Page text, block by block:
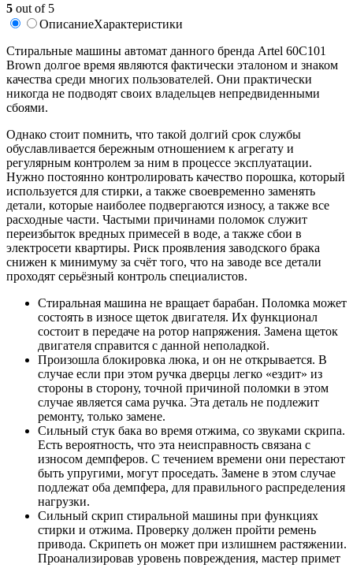
5 out of 5
ОписаниеХарактеристики
Стиральные машины автомат данного бренда Artel 60С101
Brown долгое время являются фактически эталоном и знаком
качества среди многих пользователей. Они практически
никогда не подводят своих владельцев непредвиденными
сбоями.
Однако стоит помнить, что такой долгий срок службы
обуславливается бережным отношением к агрегату и
регулярным контролем за ним в процессе эксплуатации.
Нужно постоянно контролировать качество порошка, который
используется для стирки, а также своевременно заменять
детали, которые наиболее подвергаются износу, а также все
расходные части. Частыми причинами поломок служит
переизбыток вредных примесей в воде, а также сбои в
электросети квартиры. Риск проявления заводского брака
снижен к минимуму за счёт того, что на заводе все детали
проходят серьёзный контроль специалистов.
Стиральная машина не вращает барабан. Поломка может
состоять в износе щеток двигателя. Их функционал
состоит в передаче на ротор напряжения. Замена щеток
двигателя справится с данной неполадкой.
Произошла блокировка люка, и он не открывается. В
случае если при этом ручка дверцы легко «ездит» из
стороны в сторону, точной причиной поломки в этом
случае является сама ручка. Эта деталь не подлежит
ремонту, только замене.
Сильный стук бака во время отжима, со звуками скрипа.
Есть вероятность, что эта неисправность связана с
износом демпферов. С течением времени они перестают
быть упругими, могут проседать. Замене в этом случае
подлежат оба демпфера, для правильного распределения
нагрузки.
Сильный скрип стиральной машины при функциях
стирки и отжима. Проверку должен пройти ремень
привода. Скрипеть он может при излишнем растяжении.
Проанализировав уровень повреждения, мастер примет